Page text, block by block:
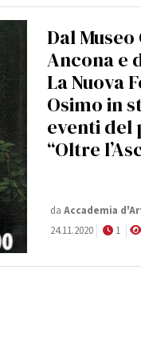
Dal
Ancona e
La Nuova
Osimo in
eventi del
“Oltre
da Accademia
24.11.2020
1